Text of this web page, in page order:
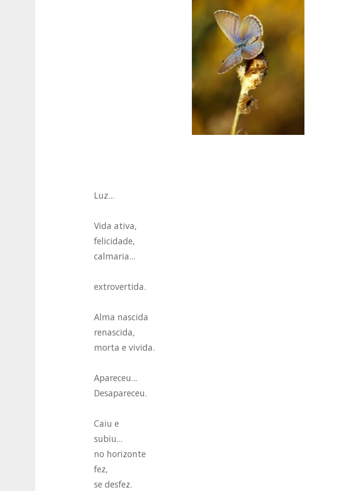
Luz...
Vida ativa,
felicidade,
calmaria...
extrovertida.
Alma nascida
renascida,
morta e vivida.
Apareceu...
Desapareceu.
Caiu e
subiu...
no horizonte
fez,
se desfez.